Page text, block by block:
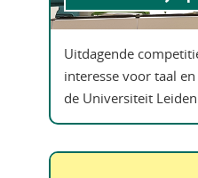
Uitdagende
interesse voor taal
de Universiteit